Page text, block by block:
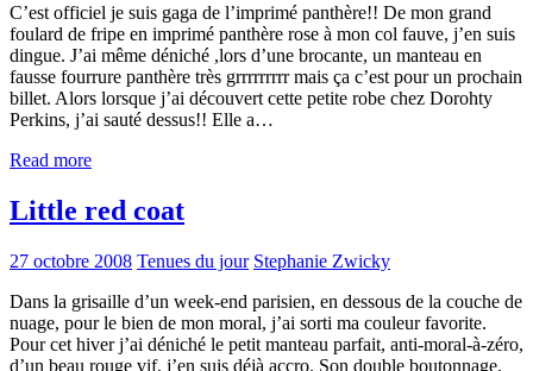
C’est officiel je suis gaga de l’imprimé panthère!! De mon grand
foulard de fripe en imprimé panthère rose à mon col fauve, j’en suis
dingue. J’ai même déniché ,lors d’une brocante, un manteau en
fausse fourrure panthère très grrrrrrrrr mais ça c’est pour un prochain
billet. Alors lorsque j’ai découvert cette petite robe chez Dorohty
Perkins, j’ai sauté dessus!! Elle a…
Read more
Little red coat
27 octobre 2008 Tenues du jour Stephanie Zwicky
Dans la grisaille d’un week-end parisien, en dessous de la couche de
nuage, pour le bien de mon moral, j’ai sorti ma couleur favorite.
Pour cet hiver j’ai déniché le petit manteau parfait, anti-moral-à-zéro,
d’un beau rouge vif, j’en suis déjà accro. Son double boutonnage,